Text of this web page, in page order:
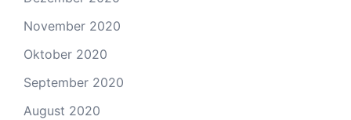
November 2020
Oktober 2020
September 2020
August 2020